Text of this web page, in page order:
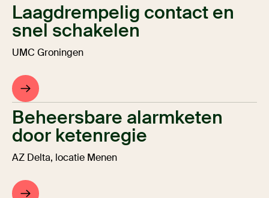
Laagdrempelig contact en
snel schakelen
UMC Groningen
Beheersbare alarmketen
door ketenregie
AZ Delta, locatie Menen